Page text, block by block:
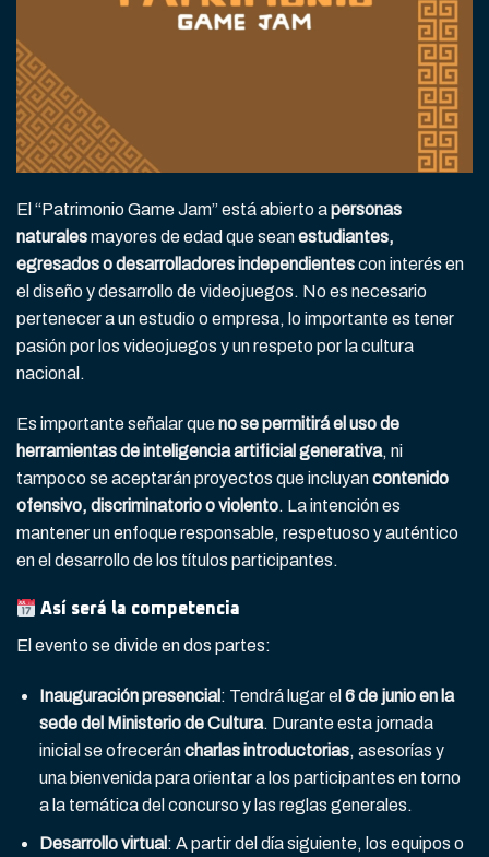
El “Patrimonio Game Jam” está abierto apersonas
naturalesmayores de edad que seanestudiantes,
egresados o desarrolladores independientescon interés en
el diseño y desarrollo de videojuegos. No es necesario
pertenecer a un estudio o empresa, lo importante es tener
pasión por los videojuegos y un respeto por la cultura
nacional.
Es importante señalar queno se permitirá el uso de
herramientas de inteligencia artificial generativa, ni
tampoco se aceptarán proyectos que incluyancontenido
ofensivo, discriminatorio o violento. La intención es
mantener un enfoque responsable, respetuoso y auténtico
en el desarrollo de los títulos participantes.
Así será la competencia
El evento se divide en dos partes:
Inauguración presencial: Tendrá lugar el 6 de junio en la
sede del Ministerio de Cultura. Durante esta jornada
inicial se ofreceráncharlas introductorias, asesorías y
una bienvenida para orientar a los participantes en torno
a la temática del concurso y las reglas generales.
Desarrollo virtual: A partir del día siguiente, los equipos o